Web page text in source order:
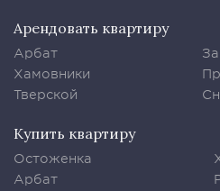
Арендовать квартиру
Арбат
Хамовники
Тверской
Купить квартиру
Остоженка
Арбат